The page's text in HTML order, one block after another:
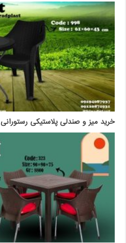
خرید میز و صندلی پلاستیکی رستورانی